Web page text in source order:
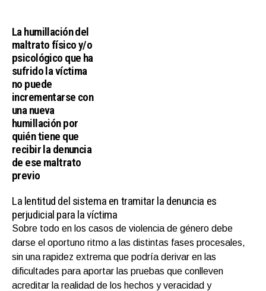
La humillación del
maltrato físico y/o
psicológico que ha
sufrido la víctima
no puede
incrementarse con
una nueva
humillación por
quién tiene que
recibir la denuncia
de ese maltrato
previo
La lentitud del sistema en tramitar la denuncia es
perjudicial para la víctima
Sobre todo en los casos de violencia de género debe
darse el oportuno ritmo a las distintas fases procesales,
sin una rapidez extrema que podría derivar en las
dificultades para aportar las pruebas que conlleven
acreditar la realidad de los hechos y veracidad y